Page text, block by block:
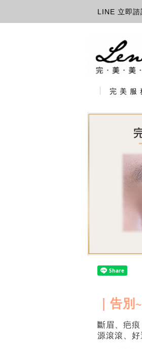
LINE 立即諮
完 美 服
｜告
斷眉、疤
源滾滾、好